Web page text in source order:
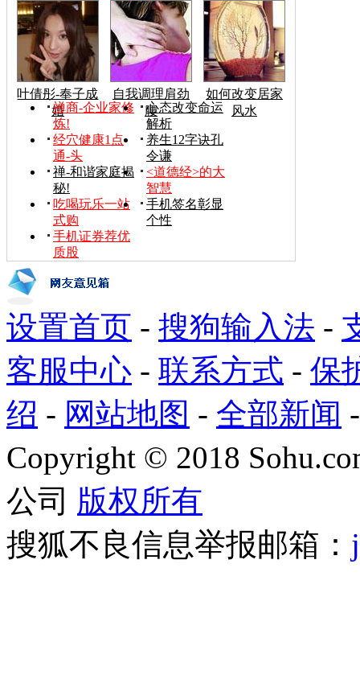
叶倩彤-奉子成
婚
自我调理肩劲
腰
如何改变居家
风水
禅商-企业家修
炼!
心态改变命运
解析
经穴健康1点
通-头
养生12字诀孔
令谦
禅-和谐家庭揭
秘!
<道德经>的大
智慧
吃喝玩乐一站
式购
手机签名彰显
个性
手机证券荐优
质股
设置首页 - 搜狗输入法 -
客服中心 - 联系方式 - 保
绍 - 网站地图 - 全部新闻
Copyright © 2018
公司 版权所有
搜狐不良信息举报邮箱：